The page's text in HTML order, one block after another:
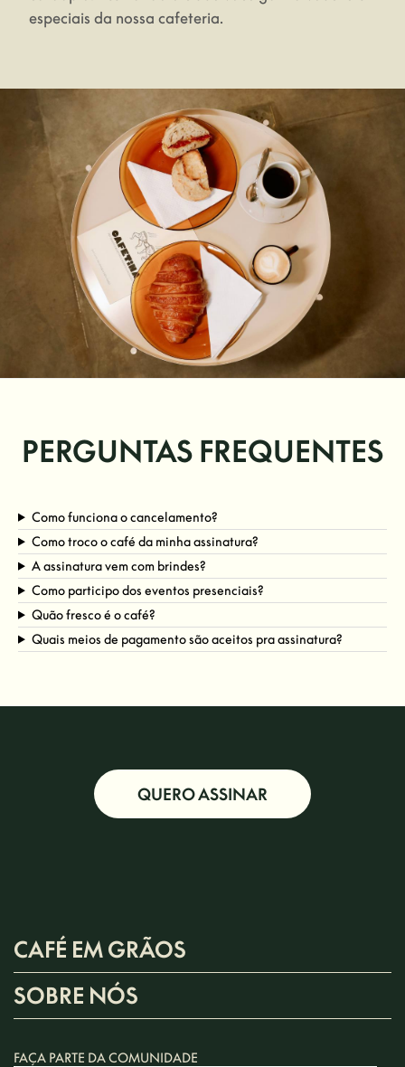
especiais da nossa cafeteria.
PERGUNTAS FREQUENTES
Como funciona o cancelamento?
Como troco o café da minha assinatura?
A assinatura vem com brindes?
Como participo dos eventos presenciais?
Quão fresco é o café?
Quais meios de pagamento são aceitos pra assinatura?
QUERO ASSINAR
CAFÉ EM GRÃOS
SOBRE NÓS
FAÇA PARTE DA COMUNIDADE